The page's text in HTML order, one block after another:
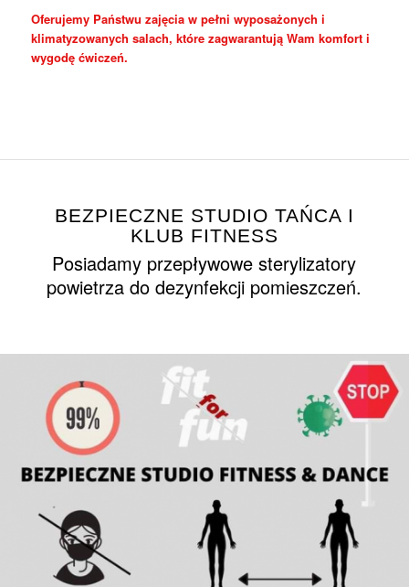
Oferujemy Państwu zajęcia w pełni wyposażonych i
klimatyzowanych salach, które zagwarantują Wam komfort i
wygodę ćwiczeń.
BEZPIECZNE STUDIO TAŃCA I
KLUB FITNESS
Posiadamy przepływowe sterylizatory
powietrza do dezynfekcji pomieszczeń.